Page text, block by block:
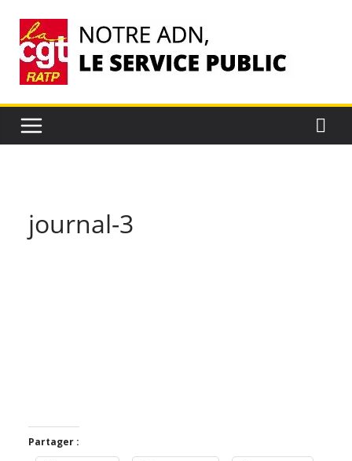
contenu
journal-3
Partager :